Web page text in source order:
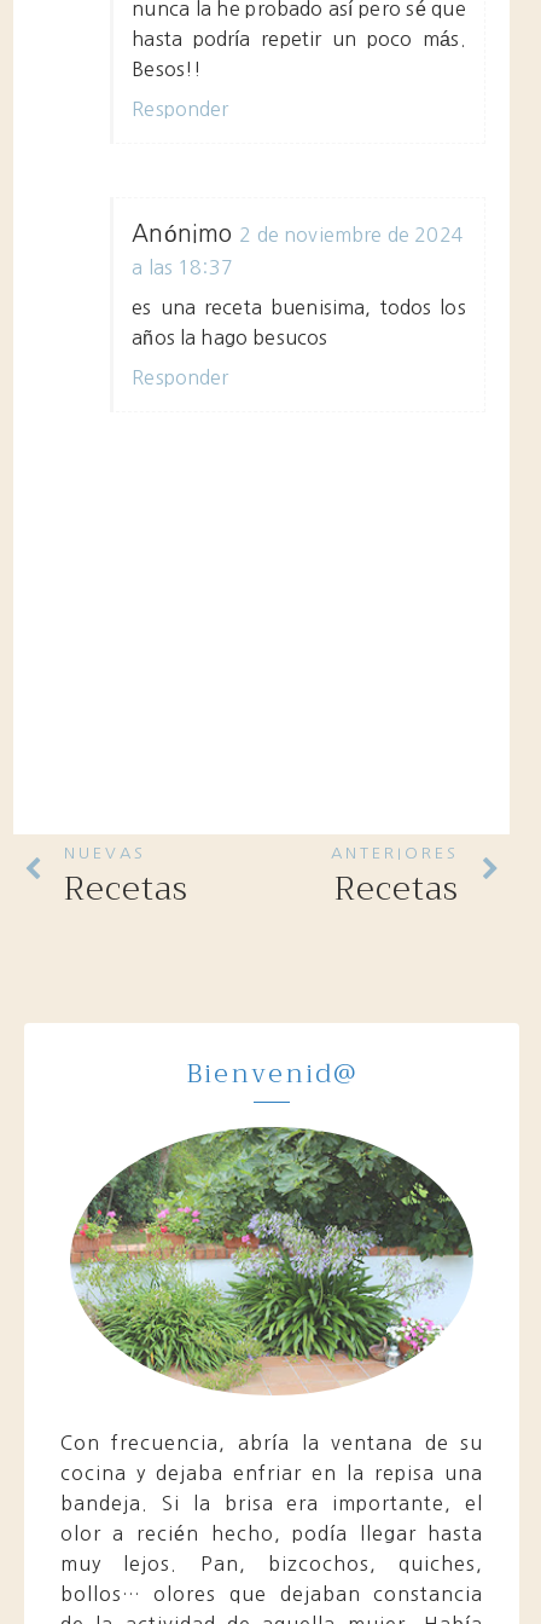
nunca la he probado así pero sé que
hasta podría repetir un poco más.
Besos!!
Responder
Anónimo 2 de noviembre de 2024
a las 18:37
es una receta buenisima, todos los
años la hago besucos
Responder
NUEVAS
Recetas
ANTERIORES
Recetas
Bienvenid@
Con frecuencia, abría la ventana de su
cocina y dejaba enfriar en la repisa una
bandeja. Si la brisa era importante, el
olor a recién hecho, podía llegar hasta
muy lejos. Pan, bizcochos, quiches,
bollos… olores que dejaban constancia